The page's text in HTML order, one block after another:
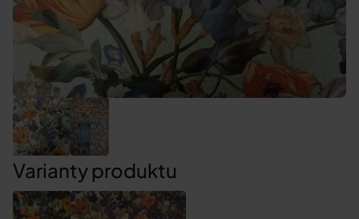
Varianty produktu